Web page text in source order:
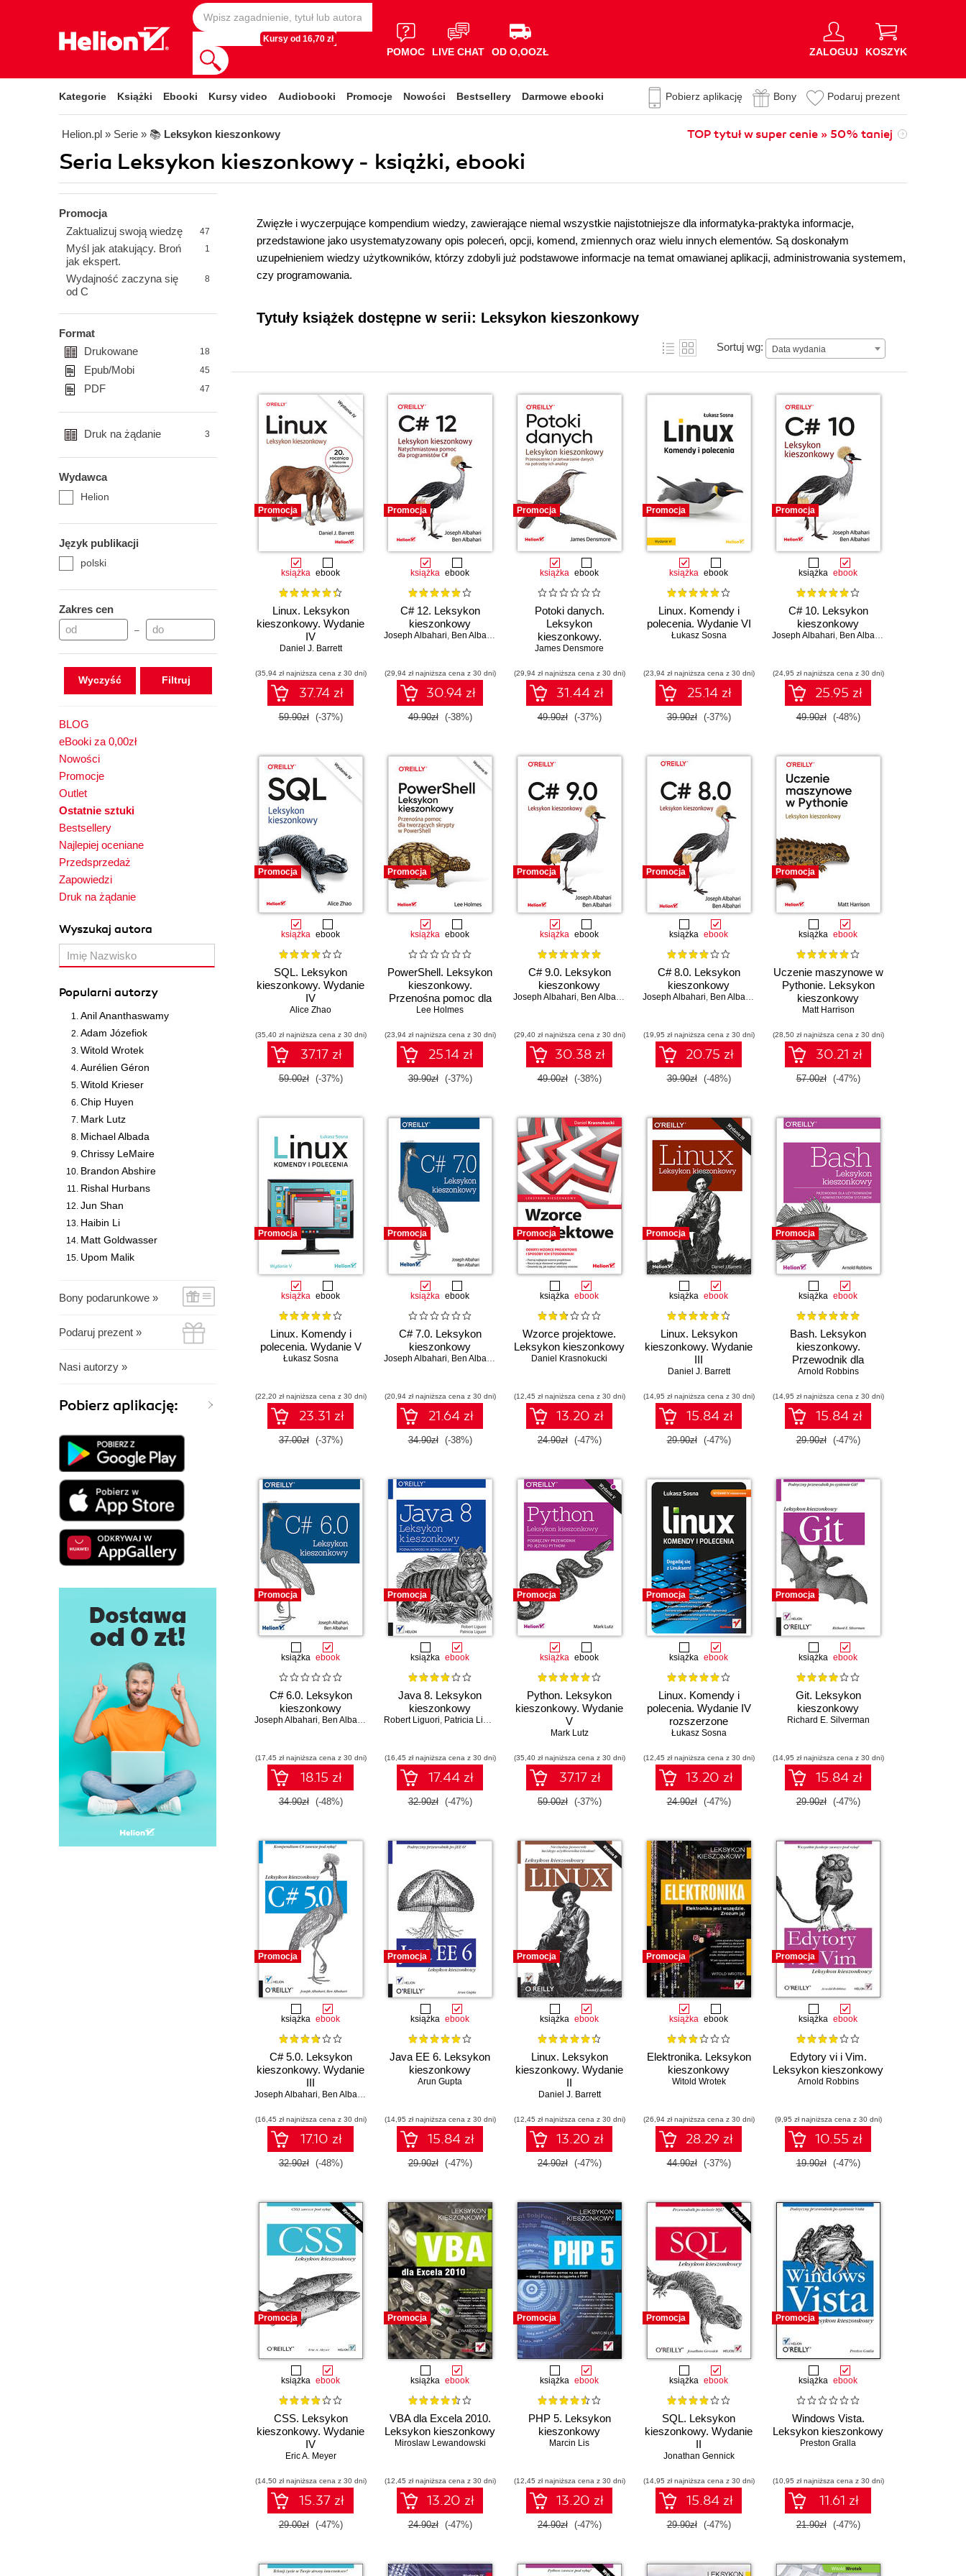
Kursy od 16,70 zł
POMOC LIVE CHAT OD O,OOZŁ ZALOGUJ KOSZYK
Kategorie Książki Ebooki Kursy video Audiobooki Promocje Nowości Bestsellery Darmowe ebooki Pobierz aplikację Bony Podaruj prezent
Helion.pl » Serie » 📚 Leksykon kieszonkowy TOP tytuł w super cenie » 50% taniej
Seria Leksykon kieszonkowy - książki, ebooki
Promocja
Zaktualizuj swoją wiedzę
47
Myśl jak atakujący. Broń
jak ekspert.
1
Wydajność zaczyna się
od C
8
Format
Drukowane
18
Epub/Mobi 45
PDF 47
Druk na żądanie 3
Wydawca
Helion
Język publikacji
polski
Zakres cen
–
Wyczyść
BLOG
eBooki za 0,00zł
Nowości
Promocje
Outlet
Ostatnie sztuki
Bestsellery
Najlepiej oceniane
Przedsprzedaż
Zapowiedzi
Druk na żądanie
Wyszukaj autora
Popularni autorzy
Anil Ananthaswamy
Adam Józefiok
Witold Wrotek
Aurélien Géron
Witold Krieser
Chip Huyen
Mark Lutz
Michael Albada
Chrissy LeMaire
Brandon Abshire
Rishal Hurbans
Jun Shan
Haibin Li
Matt Goldwasser
Upom Malik
Bony podarunkowe »
Podaruj prezent »
Nasi autorzy »
Pobierz aplikację:
Zwięzłe i wyczerpujące kompendium wiedzy, zawierające niemal wszystkie najistotniejsze dla informatyka-praktyka informacje,
przedstawione jako usystematyzowany opis poleceń, opcji, komend, zmiennych oraz wielu innych elementów. Są doskonałym
uzupełnieniem wiedzy użytkowników, którzy zdobyli już podstawowe informacje na temat omawianej aplikacji, administrowania systemem,
czy programowania.
Tytuły książek dostępne w serii: Leksykon kieszonkowy
Sortuj wg: Data wydania
Promocja
książka ebook
Linux. Leksykon
kieszonkowy. Wydanie
IV
Daniel J. Barrett
(35,94 zł najniższa cena z 30 dni)
37.74 zł
59.90zł (-37%)
Promocja
książka ebook
C# 12. Leksykon
kieszonkowy
Joseph Albahari, Ben Albahari
(29,94 zł najniższa cena z 30 dni)
30.94 zł
49.90zł (-38%)
Promocja
książka ebook
Potoki danych.
Leksykon
kieszonkowy.
Przenoszenie i
na potrzeby ich analizy
James Densmore
(29,94 zł najniższa cena z 30 dni)
31.44 zł
49.90zł (-37%)
Promocja
książka ebook
Linux. Komendy i
polecenia. Wydanie VI
Łukasz Sosna
(23,94 zł najniższa cena z 30 dni)
25.14 zł
39.90zł (-37%)
Promocja
książka ebook
C# 10. Leksykon
kieszonkowy
Joseph Albahari, Ben Albahari
(24,95 zł najniższa cena z 30 dni)
25.95 zł
49.90zł (-48%)
Promocja
książka ebook
SQL. Leksykon
kieszonkowy. Wydanie
IV
Alice Zhao
(35,40 zł najniższa cena z 30 dni)
37.17 zł
59.00zł (-37%)
Promocja
książka ebook
PowerShell. Leksykon
kieszonkowy.
Przenośna pomoc dla
tworzących skrypty w
Lee Holmes
(23,94 zł najniższa cena z 30 dni)
25.14 zł
39.90zł (-37%)
Promocja
książka ebook
C# 9.0. Leksykon
kieszonkowy
Joseph Albahari, Ben Albahari
(29,40 zł najniższa cena z 30 dni)
30.38 zł
49.00zł (-38%)
Promocja
książka ebook
C# 8.0. Leksykon
kieszonkowy
Joseph Albahari, Ben Albahari
(19,95 zł najniższa cena z 30 dni)
20.75 zł
39.90zł (-48%)
Promocja
książka ebook
Uczenie maszynowe w
Pythonie. Leksykon
kieszonkowy
Matt Harrison
(28,50 zł najniższa cena z 30 dni)
30.21 zł
57.00zł (-47%)
Promocja
książka ebook
Linux. Komendy i
polecenia. Wydanie V
Łukasz Sosna
(22,20 zł najniższa cena z 30 dni)
23.31 zł
37.00zł (-37%)
Promocja
książka ebook
C# 7.0. Leksykon
kieszonkowy
Joseph Albahari, Ben Albahari
(20,94 zł najniższa cena z 30 dni)
21.64 zł
34.90zł (-38%)
Promocja
książka ebook
Wzorce projektowe.
Leksykon kieszonkowy
Daniel Krasnokucki
(12,45 zł najniższa cena z 30 dni)
13.20 zł
24.90zł (-47%)
Promocja
książka ebook
Linux. Leksykon
kieszonkowy. Wydanie
III
Daniel J. Barrett
(14,95 zł najniższa cena z 30 dni)
15.84 zł
29.90zł (-47%)
Promocja
książka ebook
Bash. Leksykon
kieszonkowy.
Przewodnik dla
użytkowników i
systemów
Arnold Robbins
(14,95 zł najniższa cena z 30 dni)
15.84 zł
29.90zł (-47%)
Promocja
książka ebook
C# 6.0. Leksykon
kieszonkowy
Joseph Albahari, Ben Albahari
(17,45 zł najniższa cena z 30 dni)
18.15 zł
34.90zł (-48%)
Promocja
książka ebook
Java 8. Leksykon
kieszonkowy
Robert Liguori, Patricia Liguori
(16,45 zł najniższa cena z 30 dni)
17.44 zł
32.90zł (-47%)
Promocja
książka ebook
Python. Leksykon
kieszonkowy. Wydanie
V
Mark Lutz
(35,40 zł najniższa cena z 30 dni)
37.17 zł
59.00zł (-37%)
Promocja
książka ebook
Linux. Komendy i
polecenia. Wydanie IV
rozszerzone
Łukasz Sosna
(12,45 zł najniższa cena z 30 dni)
13.20 zł
24.90zł (-47%)
Promocja
książka ebook
Git. Leksykon
kieszonkowy
Richard E. Silverman
(14,95 zł najniższa cena z 30 dni)
15.84 zł
29.90zł (-47%)
Promocja
książka ebook
C# 5.0. Leksykon
kieszonkowy. Wydanie
III
Joseph Albahari, Ben Albahari
(16,45 zł najniższa cena z 30 dni)
17.10 zł
32.90zł (-48%)
Promocja
książka ebook
Java EE 6. Leksykon
kieszonkowy
Arun Gupta
(14,95 zł najniższa cena z 30 dni)
15.84 zł
29.90zł (-47%)
Promocja
książka ebook
Linux. Leksykon
kieszonkowy. Wydanie
II
Daniel J. Barrett
(12,45 zł najniższa cena z 30 dni)
13.20 zł
24.90zł (-47%)
Promocja
książka ebook
Elektronika. Leksykon
kieszonkowy
Witold Wrotek
(26,94 zł najniższa cena z 30 dni)
28.29 zł
44.90zł (-37%)
Promocja
książka ebook
Edytory vi i Vim.
Leksykon kieszonkowy
Arnold Robbins
(9,95 zł najniższa cena z 30 dni)
10.55 zł
19.90zł (-47%)
Promocja
książka ebook
CSS. Leksykon
kieszonkowy. Wydanie
IV
Eric A. Meyer
(14,50 zł najniższa cena z 30 dni)
15.37 zł
29.00zł (-47%)
Promocja
książka ebook
VBA dla Excela 2010.
Leksykon kieszonkowy
Miroslaw Lewandowski
(12,45 zł najniższa cena z 30 dni)
13.20 zł
24.90zł (-47%)
Promocja
książka ebook
PHP 5. Leksykon
kieszonkowy
Marcin Lis
(12,45 zł najniższa cena z 30 dni)
13.20 zł
24.90zł (-47%)
Promocja
książka ebook
SQL. Leksykon
kieszonkowy. Wydanie
II
Jonathan Gennick
(14,95 zł najniższa cena z 30 dni)
15.84 zł
29.90zł (-47%)
Promocja
książka ebook
Windows Vista.
Leksykon kieszonkowy
Preston Gralla
(10,95 zł najniższa cena z 30 dni)
11.61 zł
21.90zł (-47%)